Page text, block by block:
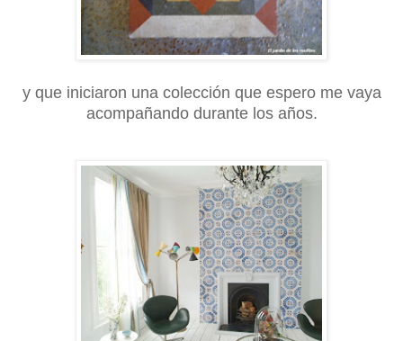
y que iniciaron una colección que espero me vaya
acompañando durante los años.